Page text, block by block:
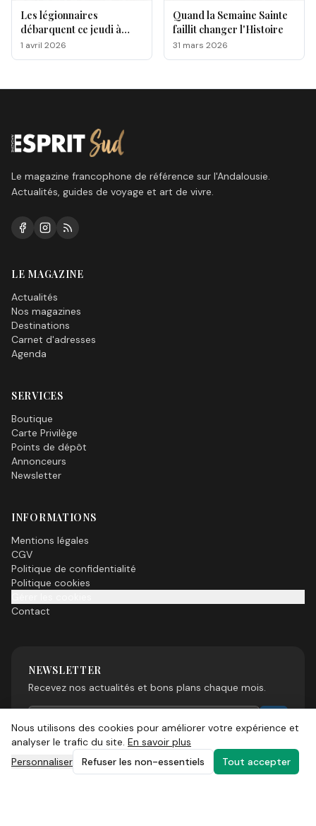
Les légionnaires
débarquent ce jeudi à
Málaga, voici le
programme !
1 avril 2026
Quand la Semaine Sainte
faillit changer l'Histoire
31 mars 2026
Le magazine francophone de référence sur l'Andalousie.
Actualités, guides de voyage et art de vivre.
LE MAGAZINE
Actualités
Nos magazines
Destinations
Carnet d'adresses
Agenda
SERVICES
Boutique
Carte Privilège
Points de dépôt
Annonceurs
Newsletter
INFORMATIONS
Mentions légales
CGV
Politique de confidentialité
Politique cookies
Contact
NEWSLETTER
Recevez nos actualités et bons plans chaque mois.
Nous utilisons des cookies pour améliorer votre expérience et
analyser le trafic du site. En savoir plus
Personnaliser
Refuser les non-essentiels Tout accepter